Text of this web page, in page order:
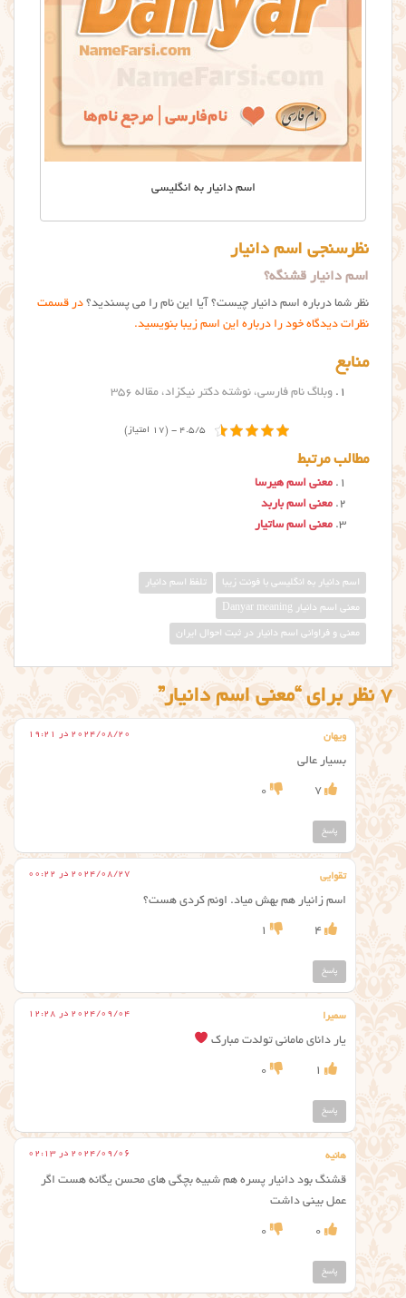
اسم دانیار به انگلیسی
نظرسنجی اسم دانیار
اسم دانیار قشنگه؟
نظر شما درباره اسم دانیار چیست؟ آیا این نام را می پسندید؟ در قسمت
نظرات دیدگاه خود را درباره این اسم زیبا بنویسید.
منابع
وبلاگ نام فارسی، نوشته دکتر نیکزاد، مقاله ۳۵۶
4.5/5 - (17 امتیاز)
مطالب مرتبط
معنی اسم هیرسا
معنی اسم باربد
معنی اسم ساتیار
اسم دانیار به انگلیسی با فونت زیبا تلفظ اسم دانیار
معني اسم دانيار Danyar meaning
معنی و فراوانی اسم دانیار در ثبت احوال ایران
7 نظر برای “معنی اسم دانیار”
ویهان 2024/08/20 در 19:21
بسیار عالی
7
0
پاسخ
تقوایی 2024/08/27 در 00:22
اسم زانیار هم بهش میاد. اونم کردی هست؟
4
1
پاسخ
سمیرا 2024/09/04 در 12:28
یار دانای مامانی تولدت مبارک
1
0
پاسخ
هانیه 2024/09/06 در 02:13
قشنگ بود دانیار پسره هم شبیه بچگی های محسن یگانه هست اگر
عمل بینی داشت
0
0
پاسخ